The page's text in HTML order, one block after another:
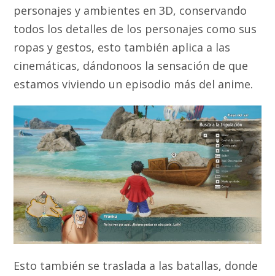
personajes y ambientes en 3D, conservando
todos los detalles de los personajes como sus
ropas y gestos, esto también aplica a las
cinemáticas, dándonoos la sensación de que
estamos viviendo un episodio más del anime.
Esto también se traslada a las batallas, donde